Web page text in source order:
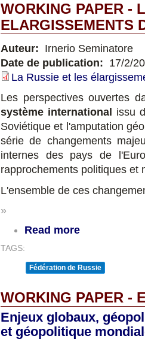
WORKING PAPER -
ELARGISSEMENTS
Auteur: Irnerio Seminatore
Date de publication: 17/2/
La Russie et les
Les perspectives ouvertes
système international issu
Soviétique et l'amputation
série de changements
internes des pays de
rapprochements politiques et
L'ensemble de ces
»
Read more
TAGS:
Fédération de Russie
WORKING PAPER -
Enjeux globaux,
et géopolitique